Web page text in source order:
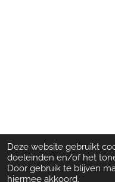
Deze website gebruikt
doeleinden en/of het
Door gebruik te blijven
hiermee akkoord.